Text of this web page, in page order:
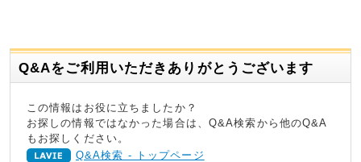
Q&Aをご利用いただきありがとうございます
この情報はお役に立ちましたか？
お探しの情報ではなかった場合は、Q&A検索から他のQ&A
もお探しください。
Q&A検索 - トップページ